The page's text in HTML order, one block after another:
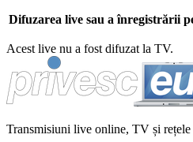
Difuzarea live sau a înregistrării
Acest live nu a fost difuzat la TV.
Transmisiuni live online, TV și rețele